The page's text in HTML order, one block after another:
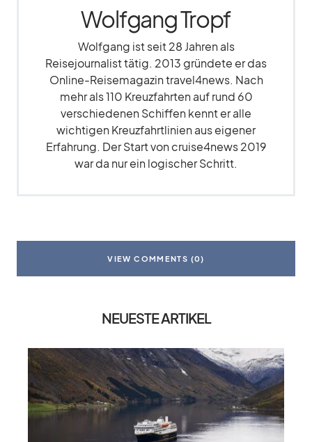
Wolfgang Tropf
Wolfgang ist seit 28 Jahren als
Reisejournalist tätig. 2013 gründete er das
Online-Reisemagazin travel4news. Nach
mehr als 110 Kreuzfahrten auf rund 60
verschiedenen Schiffen kennt er alle
wichtigen Kreuzfahrtlinien aus eigener
Erfahrung. Der Start von cruise4news 2019
war da nur ein logischer Schritt.
VIEW COMMENTS (0)
NEUESTE ARTIKEL